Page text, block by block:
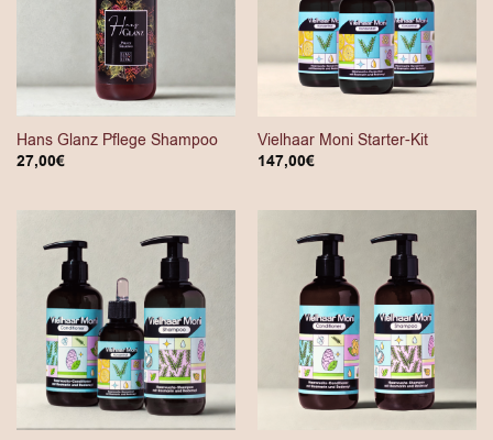
Hans Glanz Pflege Shampoo
27,00€
Vielhaar Moni Starter-Kit
147,00€